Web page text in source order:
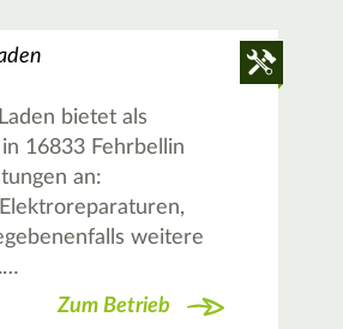
bietet als
16833 Fehrbellin
an:
weitere
Zum Betrieb